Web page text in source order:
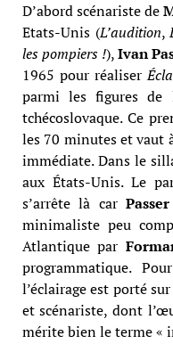
D’abord scénariste de
Etats-Unis (L’audition,
les pompiers !),Ivan
1965 pour réaliser
parmi les figures de
tchécoslovaque. Ce
les 70 minutes et vaut
immédiate. Dans le
aux États-Unis. Le
s’arrête là car Passer
minimaliste peu
Atlantique par
programmatique.
l’éclairage est porté
et scénariste, dont
mérite bien le terme «